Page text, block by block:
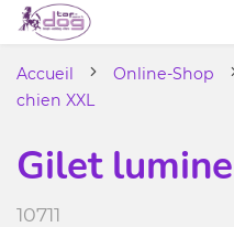
Accueil Online-Shop
chien XXL
Gilet
10711